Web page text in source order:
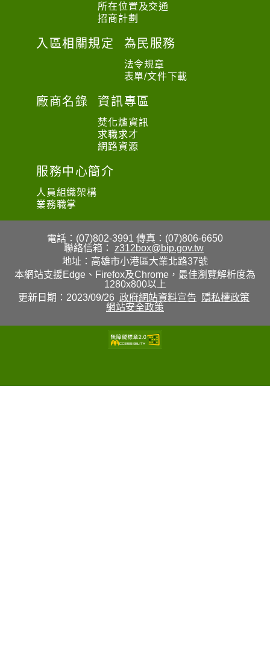
所在位置及交通
招商計劃
入區相關規定 為民服務
法令規章
表單/文件下載
廠商名錄 資訊專區
焚化爐資訊
求職求才
網路資源
服務中心簡介
人員組織架構
業務職掌
電話：(07)802-3991 傳真：(07)806-6650
聯絡信箱：
z312box@bip.gov.tw
地址：高雄市小港區大業北路37號
本網站支援Edge、Firefox及Chrome，最佳瀏覽解析度為
1280x800以上
更新日期：2023/09/26 政府網站資料宣告
隱私權政策
網站安全政策